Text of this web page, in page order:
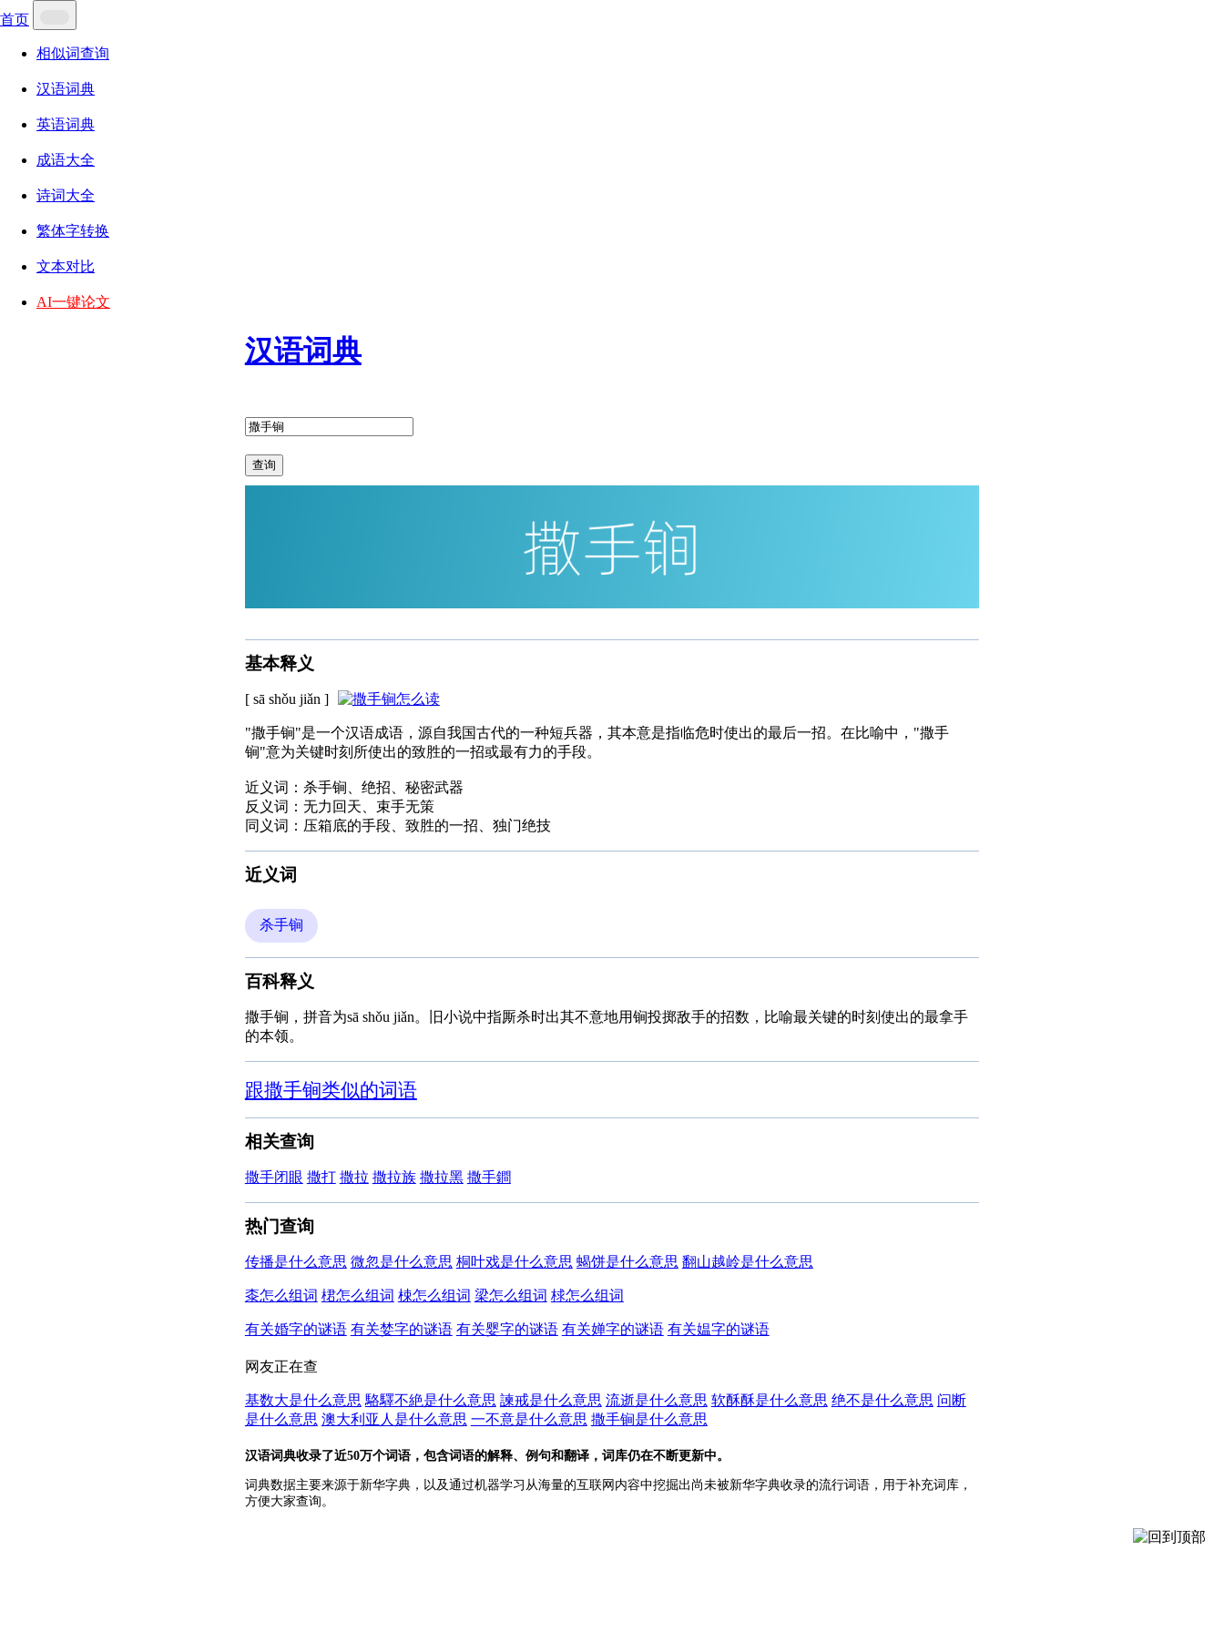
首页
相似词查询
汉语词典
英语词典
成语大全
诗词大全
繁体字转换
文本对比
AI一键论文
汉语词典
查询
基本释义
[ sā shǒu jiǎn ]
"撒手锏"是一个汉语成语，源自我国古代的一种短兵器，其本意是指临危时使出的最后一招。在比喻中，"撒手
锏"意为关键时刻所使出的致胜的一招或最有力的手段。
近义词：杀手锏、绝招、秘密武器
反义词：无力回天、束手无策
同义词：压箱底的手段、致胜的一招、独门绝技
近义词
杀手锏
百科释义
撒手锏，拼音为sā shǒu jiǎn。旧小说中指厮杀时出其不意地用锏投掷敌手的招数，比喻最关键的时刻使出的最拿手
的本领。
跟撒手锏类似的词语
相关查询
撒手闭眼 撒打 撒拉 撒拉族 撒拉黑 撒手鐧
热门查询
传播是什么意思 微忽是什么意思 桐叶戏是什么意思 蝎饼是什么意思 翻山越岭是什么意思
桼怎么组词 桾怎么组词 梀怎么组词 梁怎么组词 梂怎么组词
有关婚字的谜语 有关婪字的谜语 有关婴字的谜语 有关婵字的谜语 有关媪字的谜语
网友正在查
基数大是什么意思 駱驛不絶是什么意思 諫戒是什么意思 流逝是什么意思 软酥酥是什么意思 绝不是什么意思 问断
是什么意思 澳大利亚人是什么意思 一不意是什么意思 撒手锏是什么意思
汉语词典收录了近50万个词语，包含词语的解释、例句和翻译，词库仍在不断更新中。
词典数据主要来源于新华字典，以及通过机器学习从海量的互联网内容中挖掘出尚未被新华字典收录的流行词语，用于补充词库，
方便大家查询。